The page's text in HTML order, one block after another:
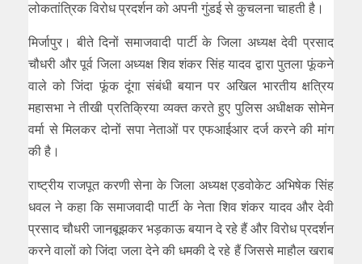
लोकतांत्रिक विरोध प्रदर्शन को अपनी गुंडई से कुचलना चाहती है।
मिर्जापुर। बीते दिनों समाजवादी पार्टी के जिला अध्यक्ष देवी प्रसाद
चौधरी और पूर्व जिला अध्यक्ष शिव शंकर सिंह यादव द्वारा पुतला फूंकने
वाले को जिंदा फूंक दूंगा संबंधी बयान पर अखिल भारतीय क्षत्रिय
महासभा ने तीखी प्रतिक्रिया व्यक्त करते हुए पुलिस अधीक्षक सोमेन
वर्मा से मिलकर दोनों सपा नेताओं पर एफआईआर दर्ज करने की मांग
की है।
राष्ट्रीय राजपूत करणी सेना के जिला अध्यक्ष एडवोकेट अभिषेक सिंह
धवल ने कहा कि समाजवादी पार्टी के नेता शिव शंकर यादव और देवी
प्रसाद चौधरी जानबूझकर भड़काऊ बयान दे रहे हैं और विरोध प्रदर्शन
करने वालों को जिंदा जला देने की धमकी दे रहे हैं जिससे माहौल खराब